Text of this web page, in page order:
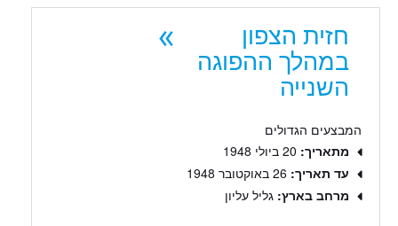
חזית הצפון
במהלך ההפוגה
השנייה
המבצעים הגדולים
מתאריך: 20 ביולי 1948
עד תאריך: 26 באוקטובר 1948
מרחב בארץ: גליל עליון